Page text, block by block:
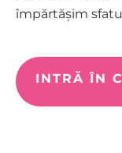
împărtășim
INTRĂ ÎN